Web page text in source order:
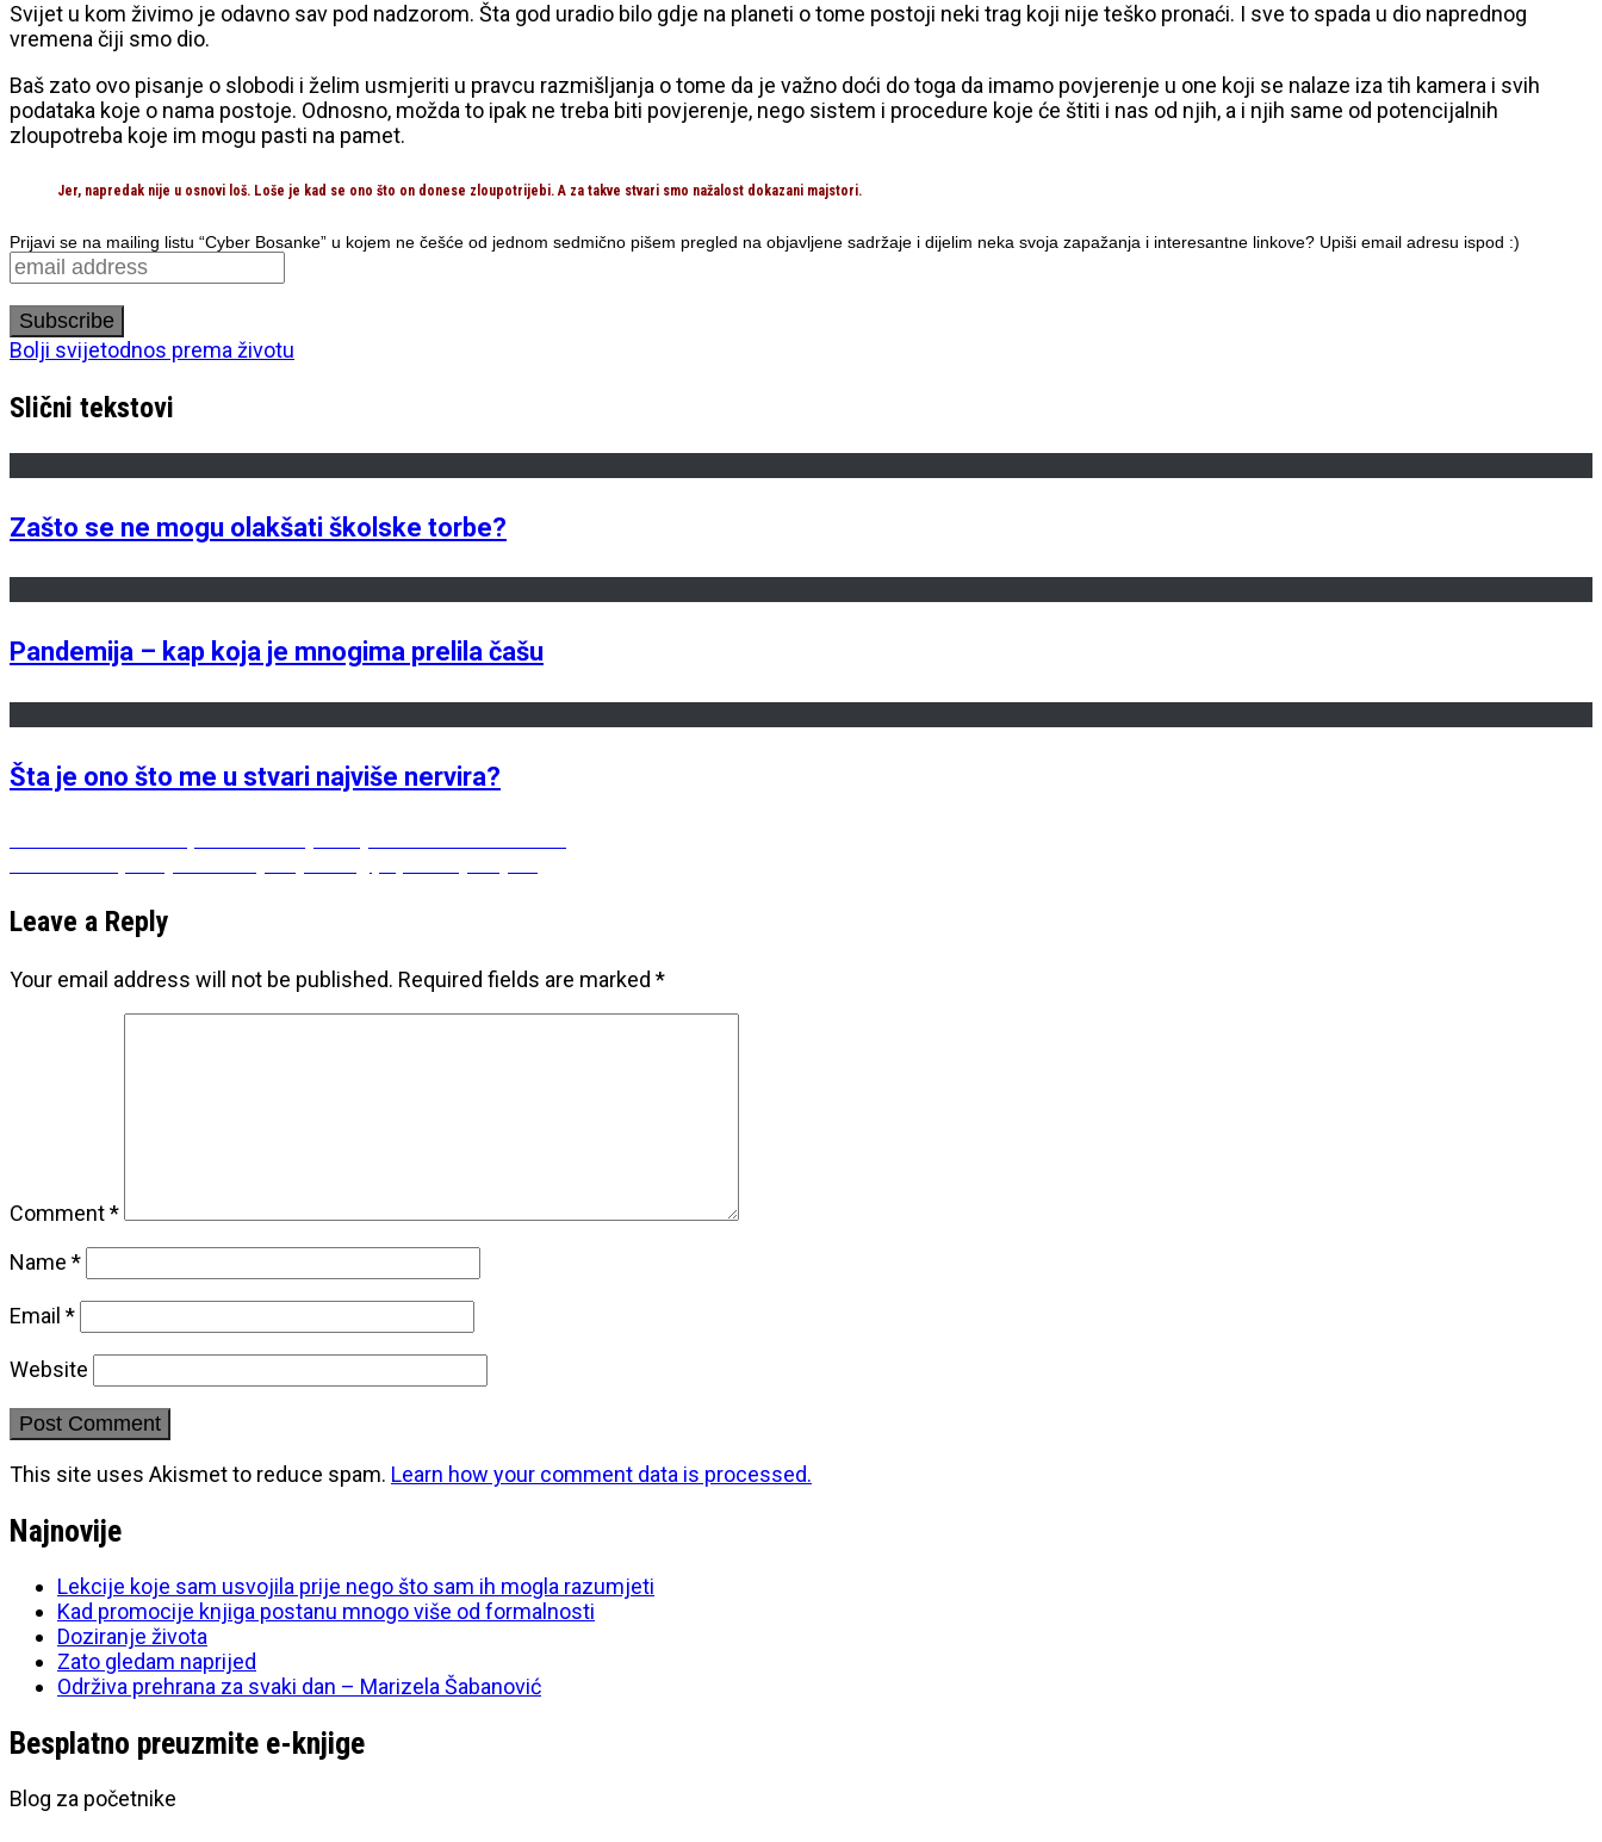
Svijet u kom živimo je odavno sav pod nadzorom. Šta god uradio bilo gdje na planeti o tome postoji neki trag koji nije teško pronaći. I sve to spada u dio naprednog
vremena čiji smo dio.
Baš zato ovo pisanje o slobodi i želim usmjeriti u pravcu razmišljanja o tome da je važno doći do toga da imamo povjerenje u one koji se nalaze iza tih kamera i svih
podataka koje o nama postoje. Odnosno, možda to ipak ne treba biti povjerenje, nego sistem i procedure koje će štiti i nas od njih, a i njih same od potencijalnih
zloupotreba koje im mogu pasti na pamet.
Jer, napredak nije u osnovi loš. Loše je kad se ono što on donese zloupotrijebi. A za takve stvari smo nažalost dokazani majstori.
Prijavi se na mailing listu “Cyber Bosanke” u kojem ne češće od jednom sedmično pišem pregled na objavljene sadržaje i dijelim neka svoja zapažanja i interesantne linkove? Upiši email adresu ispod :)
Bolji svijetodnos prema životu
Slični tekstovi
Zašto se ne mogu olakšati školske torbe?
Pandemija – kap koja je mnogima prelila čašu
Šta je ono što me u stvari najviše nervira?
Post
navigation
Leave a Reply
Your email address will not be published. Required fields are marked *
Comment*
Name *
Email *
Website
This site uses Akismet to reduce spam. Learn how your comment data is processed.
Najnovije
Lekcije koje sam usvojila prije nego što sam ih mogla razumjeti
Kad promocije knjiga postanu mnogo više od formalnosti
Doziranje života
Zato gledam naprijed
Održiva prehrana za svaki dan – Marizela Šabanović
Besplatno preuzmite e-knjige
Blog za početnike